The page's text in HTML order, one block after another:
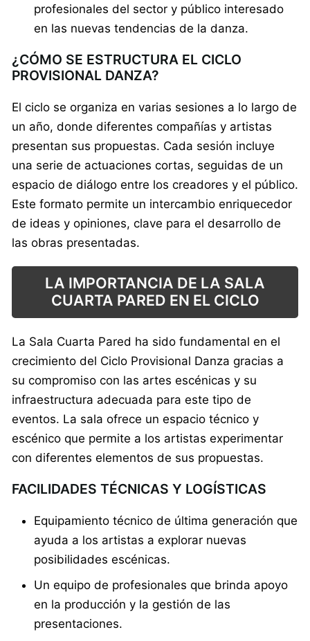
profesionales del sector y público interesado
en las nuevas tendencias de la danza.
¿CÓMO SE ESTRUCTURA EL CICLO
PROVISIONAL DANZA?
El ciclo se organiza en varias sesiones a lo largo de
un año, donde diferentes compañías y artistas
presentan sus propuestas. Cada sesión incluye
una serie de actuaciones cortas, seguidas de un
espacio de diálogo entre los creadores y el público.
Este formato permite un intercambio enriquecedor
de ideas y opiniones, clave para el desarrollo de
las obras presentadas.
LA IMPORTANCIA DE LA SALA
CUARTA PARED EN EL CICLO
La Sala Cuarta Pared ha sido fundamental en el
crecimiento del Ciclo Provisional Danza gracias a
su compromiso con las artes escénicas y su
infraestructura adecuada para este tipo de
eventos. La sala ofrece un espacio técnico y
escénico que permite a los artistas experimentar
con diferentes elementos de sus propuestas.
FACILIDADES TÉCNICAS Y LOGÍSTICAS
Equipamiento técnico de última generación que
ayuda a los artistas a explorar nuevas
posibilidades escénicas.
Un equipo de profesionales que brinda apoyo
en la producción y la gestión de las
presentaciones.